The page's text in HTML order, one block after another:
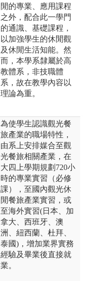
閒的專業、應用課程
之外，配合此一學門
的通識、基礎課程，
以加強學生的休閒觀
及休閒生活知能。然
而，本學系隸屬於高
教體系，非技職體
系，故在教學內容以
理論為重。
為使學生認識觀光餐
旅產業的職場特性，
由系上安排媒合至觀
光餐旅相關產業，在
大四上學期規劃720小
時的專業實習（必修
課），至國內觀光休
閒餐旅產業實習，或
至海外實習(日本、加
拿大、西班牙、澳
洲、紐西蘭、杜拜、
泰國)，增加業界實務
經驗及畢業後直接就
業。